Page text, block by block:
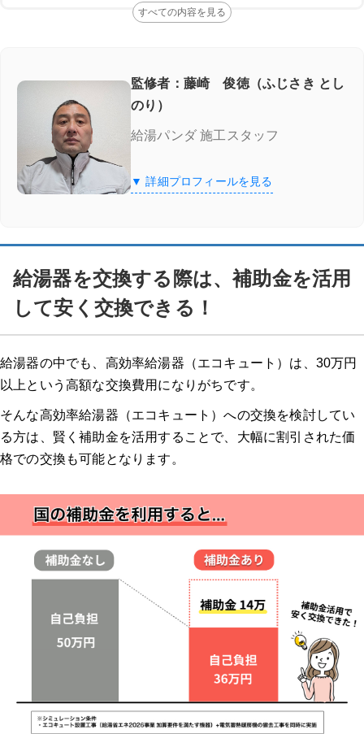
「給湯器駆けつけ隊 ミズテック」の4つの特徴
給湯器駆けつけ隊 ミズテックの口コミ
エコ救 from おうちのアラート
「エコ救 from おうちのアラート」の口コミ
11/30までのスペシャルセール！10,000円割引を実施中
湯ドクターの特徴
湯ドクターの口コミ
大問屋
交換できるくんの特徴
ガスペック
監修者：藤崎 俊徳（ふじさき とし
のり）
給湯パンダ 施工スタッフ
▼ 詳細プロフィールを見る
給湯器を交換する際は、補助金を活用
して安く交換できる！
給湯器の中でも、高効率給湯器（エコキュート）は、30万円
以上という高額な交換費用になりがちです。
そんな高効率給湯器（エコキュート）への交換を検討してい
る方は、賢く補助金を活用することで、大幅に割引された価
格での交換も可能となります。